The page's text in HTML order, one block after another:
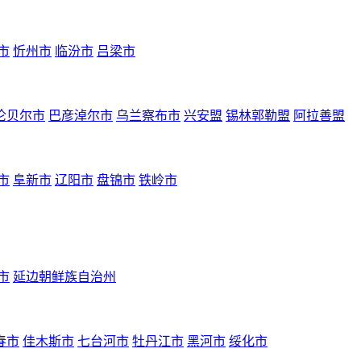
忻州市 临汾市 吕梁市
贝尔市 巴彦淖尔市 乌兰察布市 兴安盟 锡林郭勒盟 阿拉善盟
阜新市 辽阳市 盘锦市 铁岭市
延边朝鲜族自治州
市 佳木斯市 七台河市 牡丹江市 黑河市 绥化市